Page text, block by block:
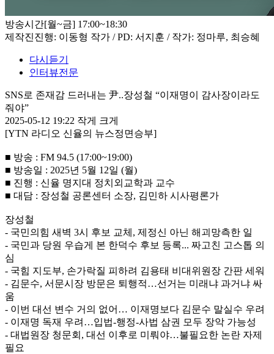
방송시간[월~금] 17:00~18:30
제작진진행: 이동형 작가 / PD: 서지훈 / 작가: 정마루, 최승혜
다시듣기
인터뷰전문
SNS로 존재감 드러내는 尹..장성철 “이재명이 감사장이라도
줘야”
2025-05-12 19:22 작게
크게
[YTN 라디오 신율의 뉴스정면승부]
■ 방송 : FM 94.5 (17:00~19:00)
■ 방송일 : 2025년 5월 12일 (월)
■ 진행 : 신율 명지대 정치외교학과 교수
■ 대담 : 장성철 공론센터 소장, 김민하 시사평론가
장성철
- 국민의힘 새벽 3시 후보 교체, 제정신 아닌 해괴망측한 일
- 국민과 당원 우습게 본 한덕수 후보 등록... 짜고친 고스톱 의
심
- 국힘 지도부, 손가락질 피하려 김용태 비대위원장 간판 세워
- 김문수, 서문시장 방문은 퇴행적…선거는 미래냐 과거냐 싸
움
- 이번 대선 변수 거의 없어… 이재명보다 김문수 말실수 우려
- 이재명 독재 우려…입법-행정-사법 삼권 모두 장악 가능성
- 대법원장 청문회, 대선 이후로 미뤄야…불필요한 논란 자제
필요